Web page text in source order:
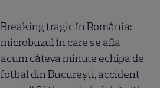
Breaking tragic în România:
microbuzul în care se afla
acum câteva minute echipa de
fotbal din București, accident